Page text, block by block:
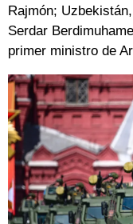
Rajmón;
Serdar
primer ministro de